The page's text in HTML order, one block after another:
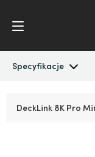
Specyfikacje
DeckLink 8K Pro